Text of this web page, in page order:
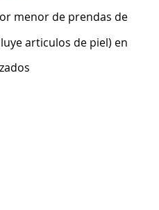
menor de prendas de
articulos de piel) en